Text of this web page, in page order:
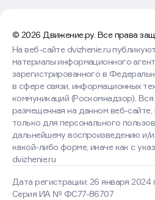
© 2026 Движение.ру. Все права
Дата регистрации: 26 января 2024
Серия ИА № ФС77-86707
На веб-сайте dvizhenie.ru
материалы информационного
зарегистрированного в
в сфере связи, информационных
коммуникаций (Роскомнадзор).
размещенная на данном веб-сайте,
только для персонального
дальнейшему воспроизведению и/
какой-либо форме, иначе как с
dvizhenie.ru